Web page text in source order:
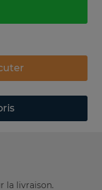
la livraison.